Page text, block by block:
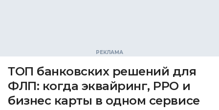
ТОП банковских решений для
ФЛП: когда эквайринг, РРО и
бизнес карты в одном сервисе